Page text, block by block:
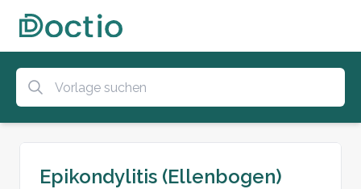
Epikondylitis (Ellenbogen)